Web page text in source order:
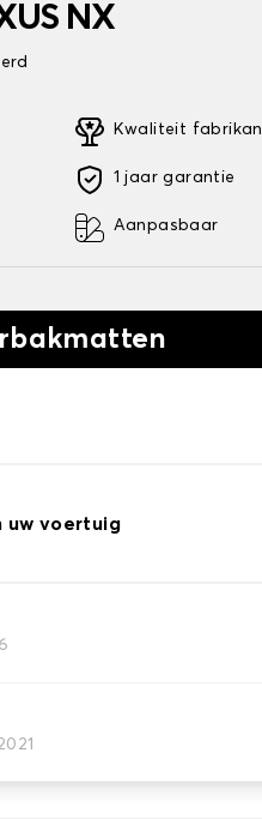
NX
Kwaliteit
1 jaar garantie
Aanpasbaar
uw voertuig